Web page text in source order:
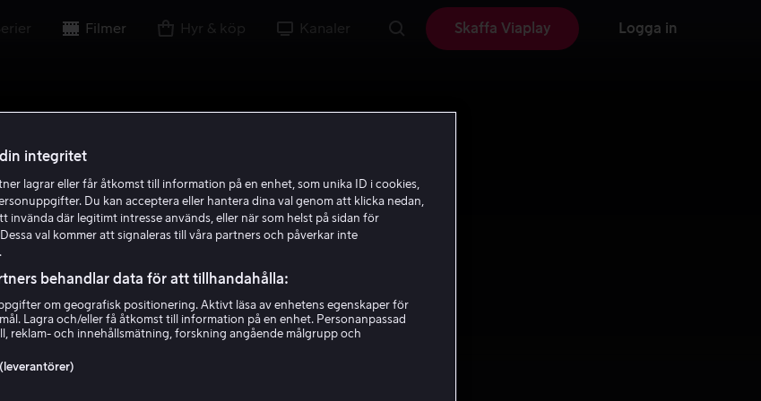
Filmer Hyr & köp Kanaler Skaffa Viaplay Logga in
integritet
lagrar eller får åtkomst till information på en enhet, som unika ID i cookies,
Du kan acceptera eller hantera dina val genom att klicka nedan,
invända där legitimt intresse används, eller när som helst på sidan för
val kommer att signaleras till våra partners och påverkar inte
behandlar data för att tillhandahålla:
om geografisk positionering. Aktivt läsa av enhetens egenskaper för
Lagra och/eller få åtkomst till information på en enhet. Personanpassad
reklam- och innehållsmätning, forskning angående målgrupp och